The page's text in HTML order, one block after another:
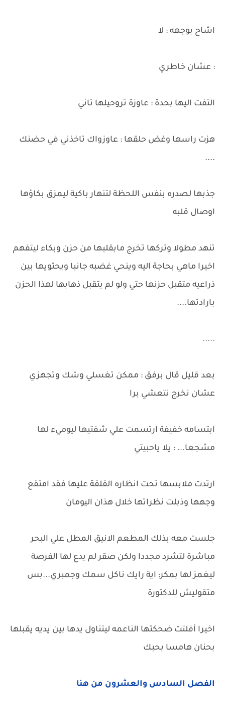
اشاح بوجهه : لا
: عشان خاطري
التفت اليها بحدة : عاوزة تروحيلها تاني
هزت راسها وغض حلقها : عاوزواك تاخذني في حضنك
....
جذبها لصدره بنفس اللحظة لتنهار باكية ليمزق بكاؤها
اوصال قلبه
تنهد مطولا وتركها تخرج مابقلبها من حزن وبكاء ليتفهم
اخيرا ماهي بحاجة اليه وينحي غضبه جانبا ويحتويها بين
ذراعيه متقبل حزنها حتي ولو لم يتقبل ذهابها لهذا الحزن
بارادتها....
.....
بعد قليل قال برفق : ممكن تغسلي وشك وتجهزي
عشان نخرج نتعشي برا
ابتسامه خفيفة ارتسمت علي شفتيها ليوميء لها
مشجعا... : يلا ياحبيتي
ارتدت ملابسها تحت انظاره القلقة عليها فقد امتقع
وجهها وذبلت نظراتها خلال هذان اليومان
جلست معه بذلك المطعم الانيق المطل علي البحر
مباشرة لتشرد مجددا ولكن صقر لم يدع لها الفرصة
ليغمز لها بمكر: اية رايك ناكل سمك وجمبري...بس
متقوليش للدكتورة
اخيرا أفلتت ضحكتها الناعمه ليتناول يدها بين يديه يقبلها
بحنان هامسا بحبك
الفصل السادس والعشرون من هنا